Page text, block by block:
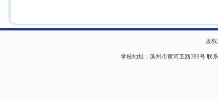
版
学校地址：滨州市黄河五路391号 联